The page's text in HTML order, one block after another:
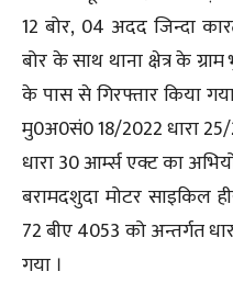
12 बोर, 04 अदद जिन्दा
बोर के साथ थाना क्षेत्र के
के पास से गिरफ्तार किया
मु0अ0सं0 18/2022 धारा
धारा 30 आर्म्स एक्ट का
बरामदशुदा मोटर साइकिल
72 बीए 4053 को अन्तर्गत
गया ।